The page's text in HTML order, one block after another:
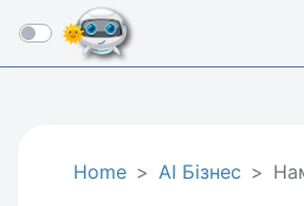
☰
Home AI Бізнес